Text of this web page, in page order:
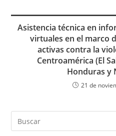
Asistencia técnica en
virtuales en el marco
activas contra la
Centroamérica (El
Honduras y
21 de